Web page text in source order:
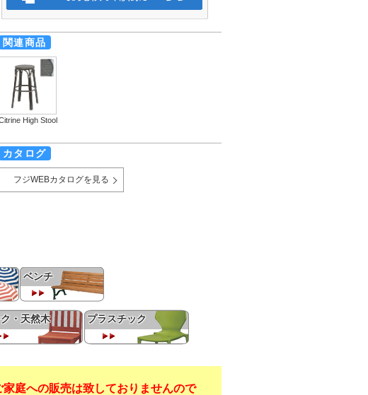
関連商品
High Stool
カタログ
フジWEBカタログを見る
ベンチ
・天然木 プラスチック
庭への販売は致しておりませんので